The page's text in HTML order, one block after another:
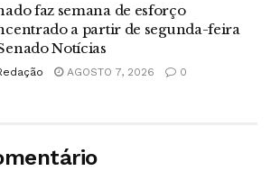
faz semana de esforço
a partir de segunda-feira
Notícias
AGOSTO 7, 2026 0